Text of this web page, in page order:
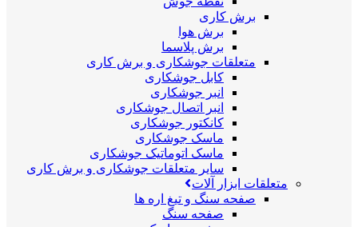
برش کاری
برش هوا
برش پلاسما
متعلقات جوشکاری و برش کاری
کابل جوشکاری
انبر جوشکاری
انبر اتصال جوشکاری
کانکتور جوشکاری
ماسک جوشکاری
ماسک اتوماتیک جوشکاری
سایر متعلقات جوشکاری و برش کاری
متعلقات ابزار آلات
صفحه سنگ و تیغ اره ها
صفحه سنگ